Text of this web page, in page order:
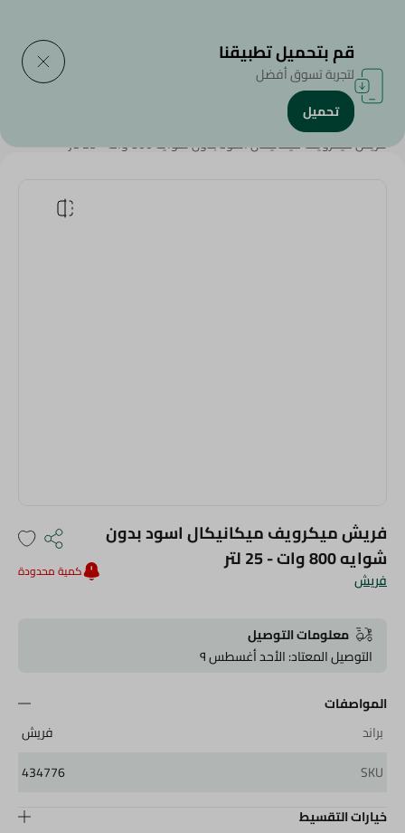
الرئيسية/الأجهزة المنزلية
فريش ميكرويف ميكانيكال اسود بدون شوايه 800 وات - 25 لتر
فريش
فريش ميكرويف ميكانيكال اسود بدون
شوايه 800 وات - 25 لتر
كمية محدودة
معلومات التوصيل
التوصيل المعتاد: الأحد أغسطس ٩
المواصفات
براند
فريش
SKU
434776
خيارات التقسيط
قم بتحميل تطبيقنا
لتجربة تسوق أفضل
تحميل